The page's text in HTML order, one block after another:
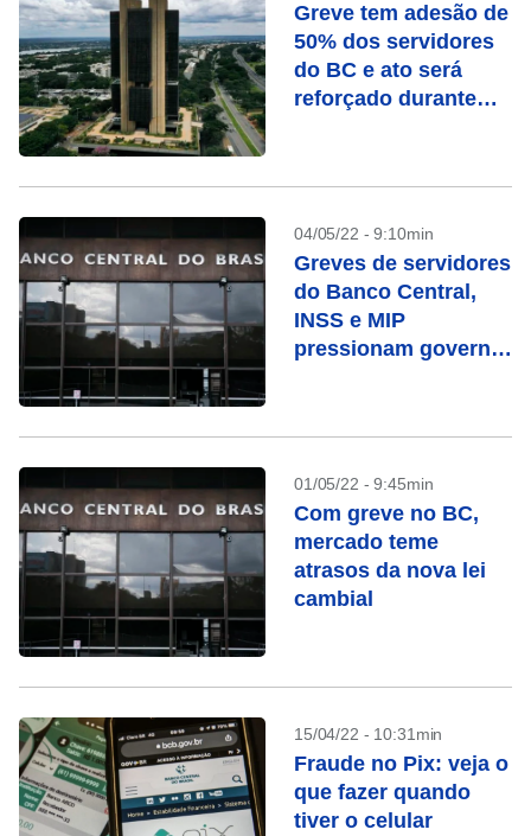
Greve tem adesão de
50% dos servidores
do BC e ato será
reforçado durante
04/05/22 - 9:10min
Greves de servidores
do Banco Central,
INSS e MIP
pressionam governo
01/05/22 - 9:45min
Com greve no BC,
mercado teme
atrasos da nova lei
cambial
15/04/22 - 10:31min
Fraude no Pix: veja o
que fazer quando
tiver o celular